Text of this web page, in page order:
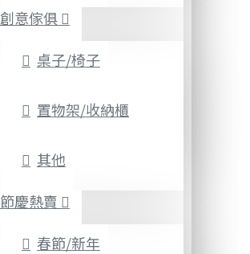
創意傢俱
桌子/椅子
置物架/收納櫃
其他
節慶熱賣
春節/新年